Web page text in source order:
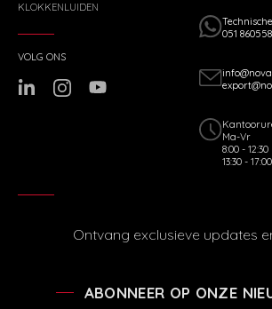
KLOKKENLUIDEN
051 860558
Ma-Vr
8:00 - 12:30
13:30 - 17:00
VOLG ONS
Ontvang exclusieve updates
ABONNEER OP ONZE